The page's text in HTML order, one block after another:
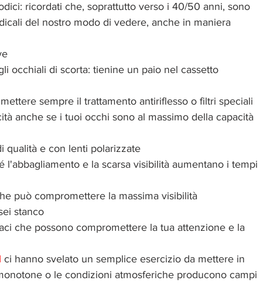
ricordati che, soprattutto verso i 40/50 anni, sono
del nostro modo di vedere, anche in maniera
occhiali di scorta: tienine un paio nel cassetto
sempre il trattamento antiriflesso o filtri speciali
anche se i tuoi occhi sono al massimo della capacità
qualità e con lenti polarizzate
l'abbagliamento e la scarsa visibilità aumentano i tempi
può compromettere la massima visibilità
stanco
che possono compromettere la tua attenzione e la
ci hanno svelato un semplice esercizio da mettere in
o le condizioni atmosferiche producono campi